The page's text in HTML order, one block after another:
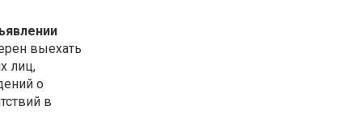
выехать
лиц,
о
в